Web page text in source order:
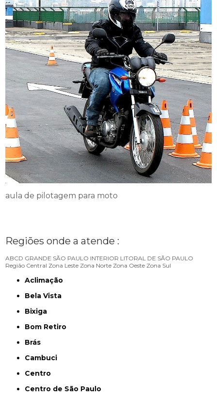
aula de pilotagem para moto
Regiões onde a atende :
ABCD GRANDE SÃO PAULO INTERIOR LITORAL DE SÃO PAULO
Região Central Zona Leste Zona Norte Zona Oeste Zona Sul
Aclimação
Bela Vista
Bixiga
Bom Retiro
Brás
Cambuci
Centro
Centro de São Paulo